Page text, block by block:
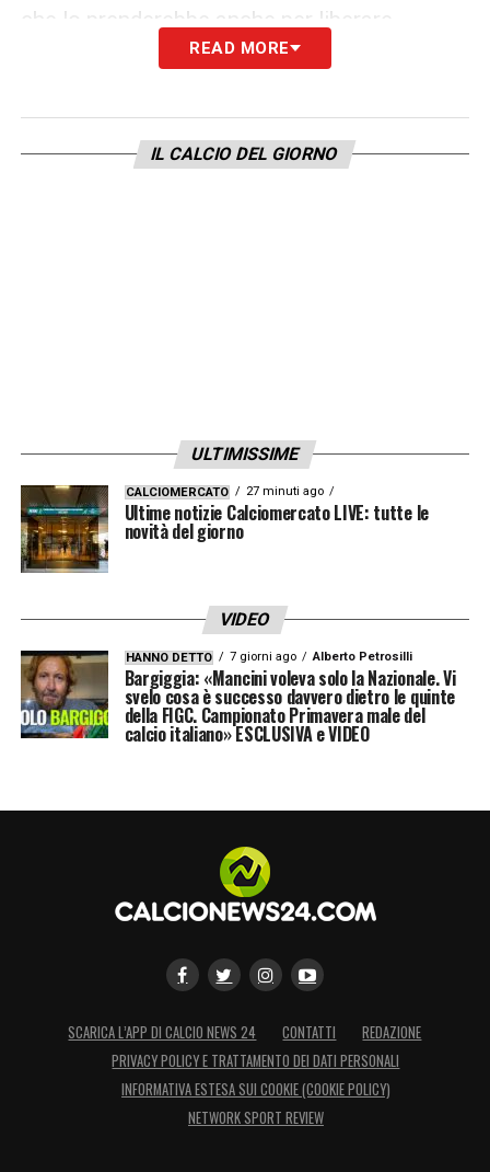
che lo prenderebbe anche per liberare
che piace alGenoa
soluzione prestito potrebbe essere
percorribile. A riferirlo laGazzetta dello
READ MORE
IL CALCIO DEL GIORNO
ULTIMISSIME
CALCIOMERCATO 27 minuti ago
Ultime notizie Calciomercato LIVE: tutte le
novità del giorno
VIDEO
HANNO DETTO 7 giorni ago Alberto Petrosilli
Bargiggia: «Mancini voleva solo la Nazionale. Vi
svelo cosa è successo davvero dietro le quinte
della FIGC. Campionato Primavera male del
calcio italiano» ESCLUSIVA e VIDEO
SCARICA L’APP DI CALCIO NEWS 24 CONTATTI
REDAZIONE
PRIVACY POLICY E TRATTAMENTO DEI DATI PERSONALI
INFORMATIVA ESTESA SUI COOKIE (COOKIE POLICY)
NETWORK SPORT REVIEW